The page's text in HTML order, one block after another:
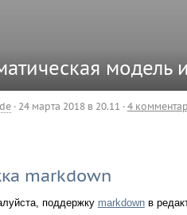
модель
· 24 марта 2018 в 20.11 · 4
markdown
поддержку markdownв